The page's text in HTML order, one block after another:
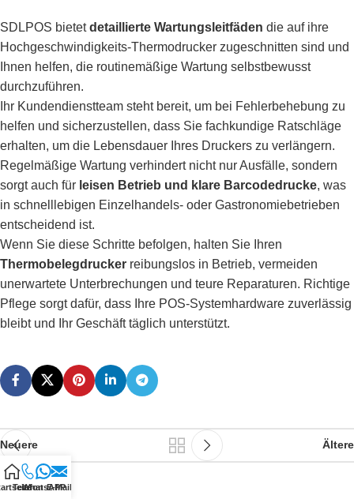
SDLPOS bietetdetaillierte Wartungsleitfäden die auf ihre
Hochgeschwindigkeits-Thermodrucker zugeschnitten sind und
Ihnen helfen, die routinemäßige Wartung selbstbewusst
durchzuführen.
Ihr Kundendienstteam steht bereit, um bei Fehlerbehebung zu
helfen und sicherzustellen, dass Sie fachkundige Ratschläge
erhalten, um die Lebensdauer Ihres Druckers zu verlängern.
Regelmäßige Wartung verhindert nicht nur Ausfälle, sondern
sorgt auch für leisen Betrieb und klare Barcodedrucke, was
in schnelllebigen Einzelhandels- oder Gastronomiebetrieben
entscheidend ist.
Wenn Sie diese Schritte befolgen, halten Sie Ihren
Thermobelegdrucker reibungslos in Betrieb, vermeiden
unerwartete Unterbrechungen und teure Reparaturen. Richtige
Pflege sorgt dafür, dass Ihre POS-Systemhardware zuverlässig
bleibt und Ihr Geschäft täglich unterstützt.
Neuere Ältere
Telefon
WhatsAPP
E-Mail